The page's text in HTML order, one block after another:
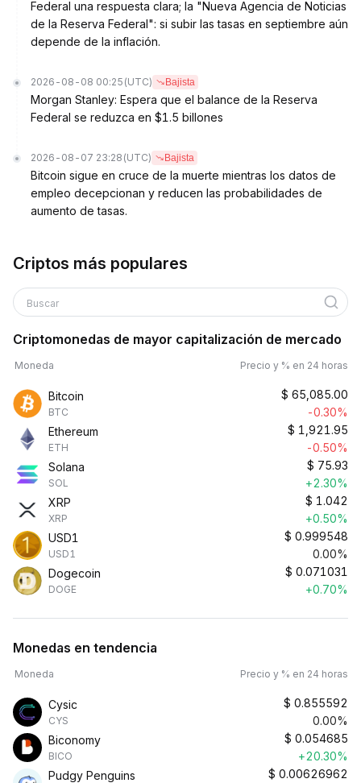
Federal una respuesta clara; la "Nueva Agencia de Noticias
de la Reserva Federal": si subir las tasas en septiembre aún
depende de la inflación.
2026-08-08 00:25 (UTC) Bajista
Morgan Stanley: Espera que el balance de la Reserva
Federal se reduzca en $1.5 billones
2026-08-07 23:28 (UTC) Bajista
Bitcoin sigue en cruce de la muerte mientras los datos de
empleo decepcionan y reducen las probabilidades de
aumento de tasas.
Criptos más populares
Buscar
Criptomonedas de mayor capitalización de mercado
Moneda Precio y % en 24 horas
Bitcoin
BTC
$ 65,085.00
-0.30%
Ethereum
ETH
$ 1,921.95
-0.50%
Solana
SOL
$ 75.93
+2.30%
XRP
XRP
$ 1.042
+0.50%
USD1
USD1
$ 0.999548
0.00%
Dogecoin
DOGE
$ 0.071031
+0.70%
Monedas en tendencia
Moneda Precio y % en 24 horas
Cysic
CYS
$ 0.855592
0.00%
Biconomy
BICO
$ 0.054685
+20.30%
Pudgy Penguins
$ 0.00626962